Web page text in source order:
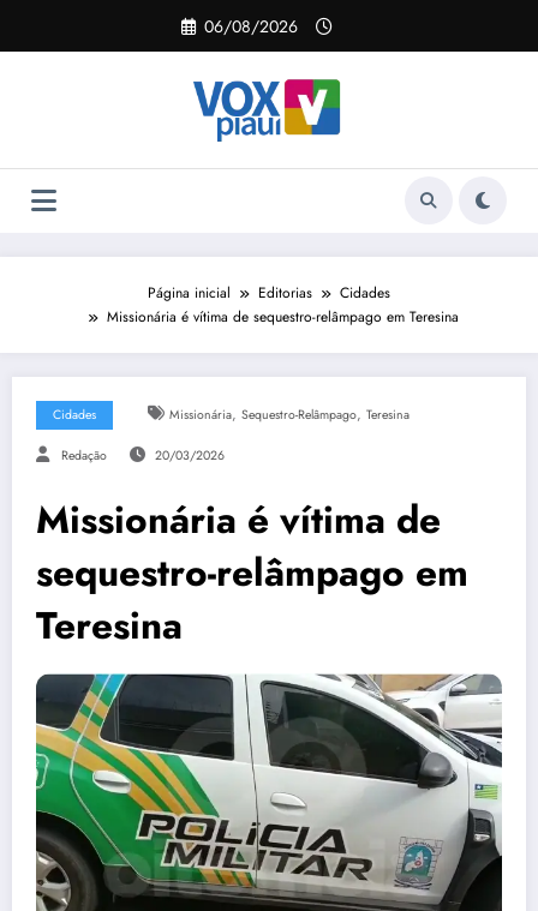
o
06/08/2026
Página inicial Editorias
Cidades
Missionária é vítima de sequestro-relâmpago em Teresina
Cidades Missionária, Sequestro-Relâmpago, Teresina
Redação 20/03/2026
Missionária é vítima de
sequestro-relâmpago em
Teresina